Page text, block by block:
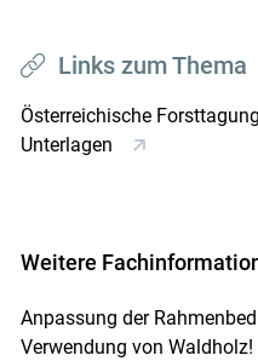
Links zum Thema
Österreichische
Unterlagen
Weitere
Anpassung der
Verwendung von Waldholz!